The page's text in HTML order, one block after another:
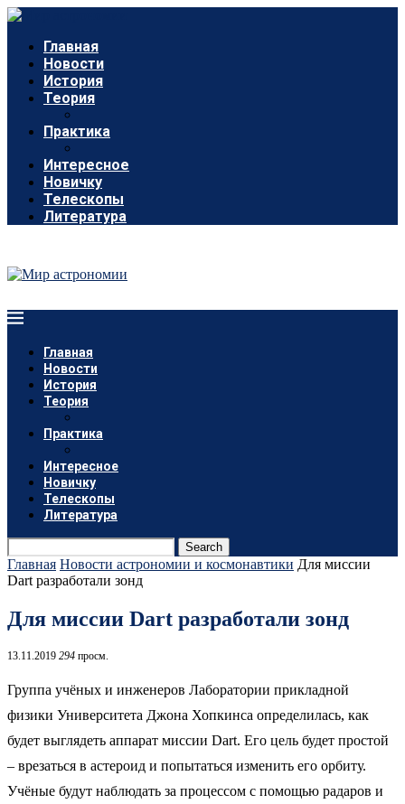
Главная
Новости
История
Теория
Практика
Интересное
Новичку
Телескопы
Литература
Главная
Новости
История
Теория
Практика
Интересное
Новичку
Телескопы
Литература
Search
Главная Новости астрономии и космонавтики Для миссии
Dart разработали зонд
Для миссии Dart разработали зонд
13.11.2019 294 просм.
Группа учёных и инженеров Лаборатории прикладной
физики Университета Джона Хопкинса определилась, как
будет выглядеть аппарат миссии Dart. Его цель будет простой
– врезаться в астероид и попытаться изменить его орбиту.
Учёные будут наблюдать за процессом с помощью радаров и